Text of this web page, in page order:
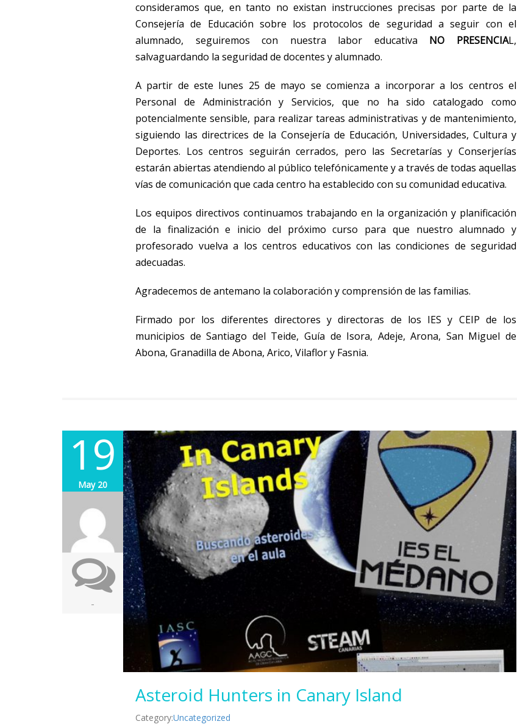
consideramos que, en tanto no existan instrucciones precisas por parte de la
Consejería de Educación sobre los protocolos de seguridad a seguir con el
alumnado, seguiremos con nuestra labor educativa NO PRESENCIAL,
salvaguardando la seguridad de docentes y alumnado.
A partir de este lunes 25 de mayo se comienza a incorporar a los centros el
Personal de Administración y Servicios, que no ha sido catalogado como
potencialmente sensible, para realizar tareas administrativas y de mantenimiento,
siguiendo las directrices de la Consejería de Educación, Universidades, Cultura y
Deportes. Los centros seguirán cerrados, pero las Secretarías y Conserjerías
estarán abiertas atendiendo al público telefónicamente y a través de todas aquellas
vías de comunicación que cada centro ha establecido con su comunidad educativa.
Los equipos directivos continuamos trabajando en la organización y planificación
de la finalización e inicio del próximo curso para que nuestro alumnado y
profesorado vuelva a los centros educativos con las condiciones de seguridad
adecuadas.
Agradecemos de antemano la colaboración y comprensión de las familias.
Firmado por los diferentes directores y directoras de los IES y CEIP de los
municipios de Santiago del Teide, Guía de Isora, Adeje, Arona, San Miguel de
Abona, Granadilla de Abona, Arico, Vilaflor y Fasnia.
19
May 20
-
Asteroid Hunters in Canary Island
Category:Uncategorized